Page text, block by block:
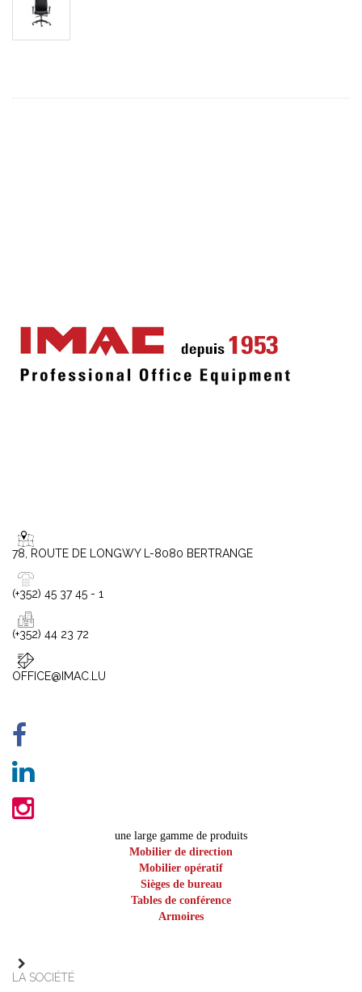
78, ROUTE DE LONGWY L-8080 BERTRANGE
(+352) 45 37 45 - 1
(+352) 44 23 72
OFFICE@IMAC.LU
une large gamme de produits
Mobilier de direction
Mobilier opératif
Sièges de bureau
Tables de conférence
Armoires
LA SOCIÉTÉ